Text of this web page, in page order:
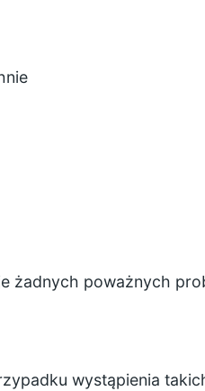
żadnych poważnych
wystąpienia